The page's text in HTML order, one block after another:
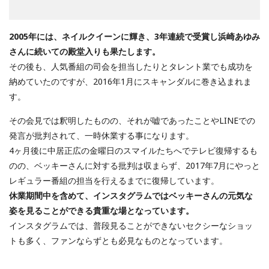
2005年には、ネイルクイーンに輝き、3年連続で受賞し浜崎あゆみ
さんに続いての殿堂入りも果たします。
その後も、人気番組の司会を担当したりとタレント業でも成功を
納めていたのですが、2016年1月にスキャンダルに巻き込まれま
す。
その会見では釈明したものの、それが嘘であったことやLINEでの
発言が批判されて、一時休業する事になります。
4ヶ月後に中居正広の金曜日のスマイルたちへでテレビ復帰するも
のの、ベッキーさんに対する批判は収まらず、2017年7月にやっと
レギュラー番組の担当を行えるまでに復帰しています。
休業期間中を含めて、インスタグラムではベッキーさんの元気な
姿を見ることができる貴重な場となっています。
インスタグラムでは、普段見ることができないセクシーなショッ
トも多く、ファンならずとも必見なものとなっています。